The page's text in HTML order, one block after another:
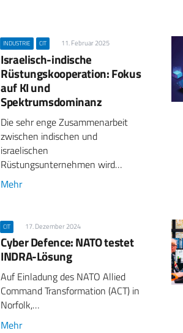
INDUSTRIE CIT 11. Februar 2025
Israelisch-indische
Rüstungskooperation: Fokus
auf KI und
Spektrumsdominanz
Die sehr enge Zusammenarbeit
zwischen indischen und
israelischen
Rüstungsunternehmen wird…
Mehr
CIT 17. Dezember 2024
Cyber Defence: NATO testet
INDRA-Lösung
Auf Einladung des NATO Allied
Command Transformation (ACT) in
Norfolk,…
Mehr